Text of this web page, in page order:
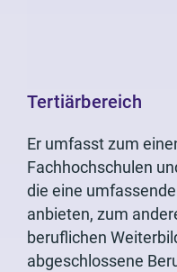
Tertiärbereich
Er umfasst zum
Fachhochschulen
die eine
anbieten, zum
beruflichen
abgeschlossene